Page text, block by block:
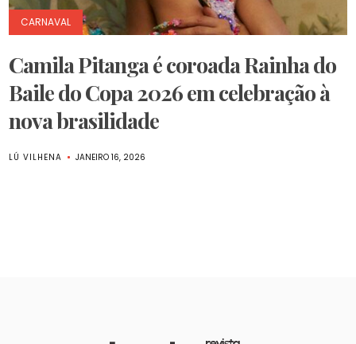
CARNAVAL
Camila Pitanga é coroada Rainha do
Baile do Copa 2026 em celebração à
nova brasilidade
LÚ VILHENA JANEIRO 16, 2026